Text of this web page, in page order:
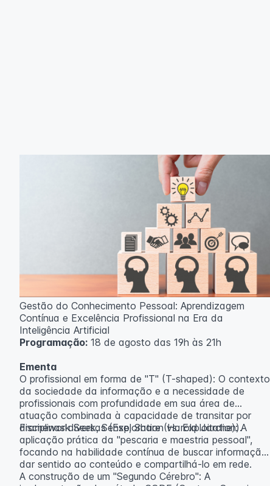
Gestão do Conhecimento Pessoal: Aprendizagem
Contínua e Excelência Profissional na Era da
Inteligência Artificial
Programação: 18 de agosto das 19h às 21h
Ementa
O profissional em forma de "T" (T-shaped): O contexto
da sociedade da informação e a necessidade de
profissionais com profundidade em sua área de
atuação combinada à capacidade de transitar por
disciplinas diversas (Exploration vs. Exploitation).
Framework Seek, Sense, Share (Harold Jarche): A
aplicação prática da "pescaria e maestria pessoal",
focando na habilidade contínua de buscar informação,
dar sentido ao conteúdo e compartilhá-lo em rede.
A construção de um "Segundo Cérebro": A